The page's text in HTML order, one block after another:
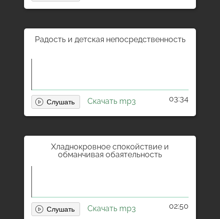
Радость и детская непосредственность
Скачать mp3 03:34
Хладнокровное спокойствие и
обманчивая обаятельность
Скачать mp3 02:50